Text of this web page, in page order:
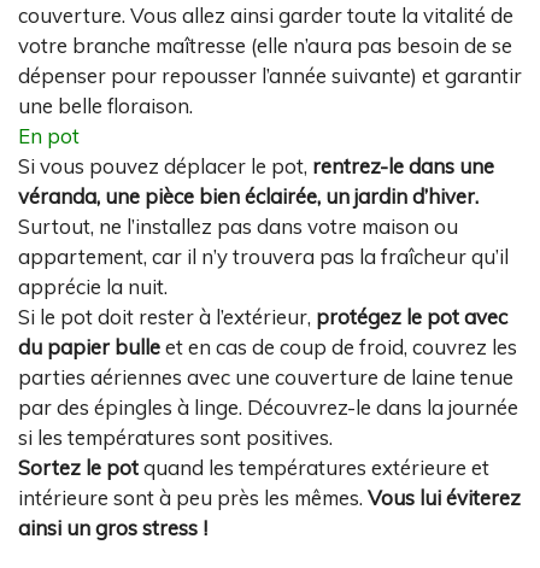
couverture. Vous allez ainsi garder toute la vitalité de
votre branche maîtresse (elle n’aura pas besoin de se
dépenser pour repousser l’année suivante) et garantir
une belle floraison.
En pot
Si vous pouvez déplacer le pot, rentrez-le dans une
véranda, une pièce bien éclairée, un jardin d’hiver.
Surtout, ne l’installez pas dans votre maison ou
appartement, car il n’y trouvera pas la fraîcheur qu’il
apprécie la nuit.
Si le pot doit rester à l’extérieur, protégez le pot avec
du papier bulleet en cas de coup de froid, couvrez les
parties aériennes avec une couverture de laine tenue
par des épingles à linge. Découvrez-le dans la journée
si les températures sont positives.
Sortez le potquand les températures extérieure et
intérieure sont à peu près les mêmes. Vous lui éviterez
ainsi un gros stress !